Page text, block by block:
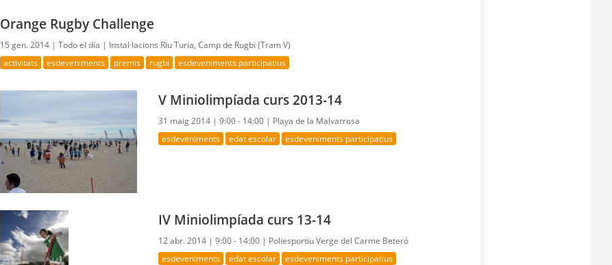
Orange Rugby Challenge
15 gen. 2014 |Todo el día | Instal·lacions Riu Turia, Camp de Rugbi (Tram V)
activitats esdeveniments premis rugbi esdeveniments participatius
V Miniolimpíada curs 2013-14
31 maig 2014 |9:00 - 14:00 | Playa de la Malvarrosa
esdeveniments edat escolar esdeveniments participatius
IV Miniolimpíada curs 13-14
12 abr. 2014 |9:00 - 14:00 | Poliesportiu Verge del Carme Beteró
esdeveniments edat escolar esdeveniments participatius